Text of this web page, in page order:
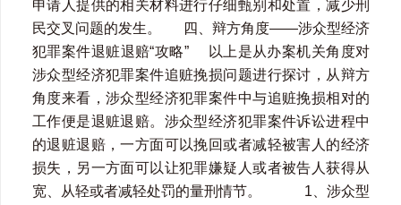
申请人提供的相关材料进行仔细甄别和处置，减少刑
民交叉问题的发生。 四、辩方角度——涉众型经济
犯罪案件退赃退赔“攻略” 以上是从办案机关角度对
涉众型经济犯罪案件追赃挽损问题进行探讨，从辩方
角度来看，涉众型经济犯罪案件中与追赃挽损相对的
工作便是退赃退赔。涉众型经济犯罪案件诉讼进程中
的退赃退赔，一方面可以挽回或者减轻被害人的经济
损失，另一方面可以让犯罪嫌疑人或者被告人获得从
宽、从轻或者减轻处罚的量刑情节。 1、涉众型